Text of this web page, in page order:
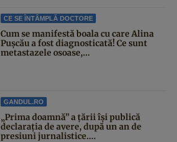
CE SE ÎNTÂMPLĂ DOCTORE
Cum se manifestă boala cu care Alina
Pușcău a fost diagnosticată! Ce sunt
metastazele osoase,...
GANDUL.RO
„Prima doamnă” a țării își publică
declarația de avere, după un an de
presiuni jurnalistice....